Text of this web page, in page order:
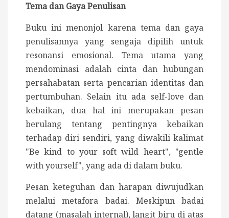
Tema dan Gaya Penulisan
Buku ini menonjol karena tema dan gaya
penulisannya yang sengaja dipilih untuk
resonansi emosional. Tema utama yang
mendominasi adalah cinta dan hubungan
persahabatan serta pencarian identitas dan
pertumbuhan. Selain itu ada self-love dan
kebaikan, dua hal ini merupakan pesan
berulang tentang pentingnya kebaikan
terhadap diri sendiri, yang diwakili kalimat
"Be kind to your soft wild heart", "gentle
with yourself", yang ada di dalam buku.
Pesan keteguhan dan harapan diwujudkan
melalui metafora badai. Meskipun badai
datang (masalah internal), langit biru di atas